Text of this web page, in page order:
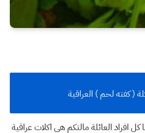
( كفته لحم ) العراقية
كل افراد العائلة مالتكم هي اكلات عراقية